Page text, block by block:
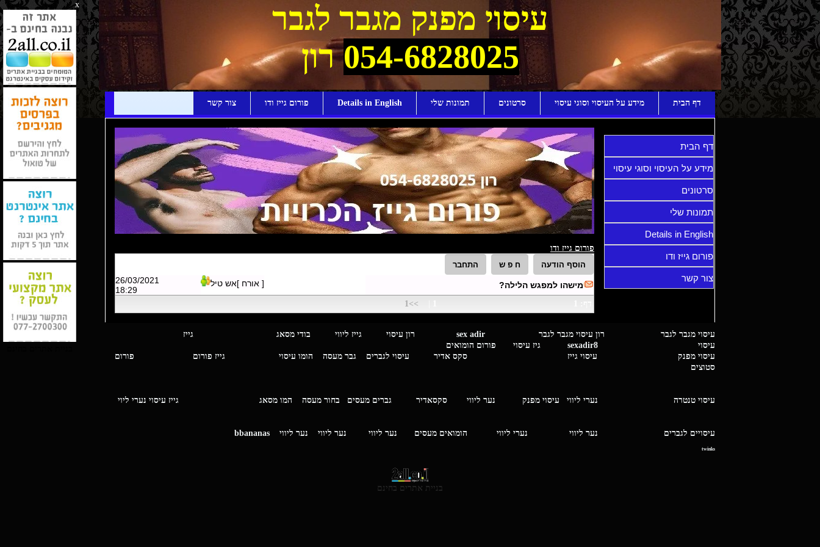
x
עיסוי מפנק מגבר לגבר
054-6828025רון
דף הבית מידע על העיסוי וסוגי עיסוי סרטונים תמונות שלי Details in English פורום גייז ודו צור קשר
דף הבית
מידע על העיסוי וסוגי עיסוי
סרטונים
תמונות שלי
Details in English
פורום גייז ודו
צור קשר
פורום גייז ודו
מישהו למפגש הלילה? [ אורח ]אש טיל
26/03/2021
18:29
>>1
עיסוי מגבר לגבר רון עיסוי מגבר לגבר sex adir רון עיסוי גייז ליווי בודי מסאג גייז
עיסוי sexadir8 גיז עיסוי פורום הומואים
עיסוי מפנק
עיסוי גייז סקס אדיר עיסוי לגברים גבר מעסה הומו עיסוי גייז פורום
פורום
סטוצים
עיסוי טנטרה נערי ליווי עיסוי מפנק נער ליווי סקסאדיר גברים מעסים בחור מעסה המו מסאג גייז עיסוי נערי ליוי
עיסויים לגברים נער ליווי נערי ליווי הומואים מעסים נער ליווי נער ליווי נער ליווי bbananas
twinks
בניית אתרים בחינם